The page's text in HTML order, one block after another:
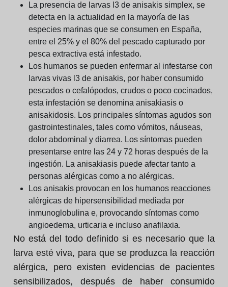
La presencia de larvas l3 de anisakis simplex, se
detecta en la actualidad en la mayoría de las
especies marinas que se consumen en España,
entre el 25% y el 80% del pescado capturado por
pesca extractiva está infestado.
Los humanos se pueden enfermar al infestarse con
larvas vivas l3 de anisakis, por haber consumido
pescados o cefalópodos, crudos o poco cocinados,
esta infestación se denomina anisakiasis o
anisakidosis. Los principales síntomas agudos son
gastrointestinales, tales como vómitos, náuseas,
dolor abdominal y diarrea. Los síntomas pueden
presentarse entre las 24 y 72 horas después de la
ingestión. La anisakiasis puede afectar tanto a
personas alérgicas como a no alérgicas.
Los anisakis provocan en los humanos reacciones
alérgicas de hipersensibilidad mediada por
inmunoglobulina e, provocando síntomas como
angioedema, urticaria e incluso anafilaxia.
No está del todo definido si es necesario que la
larva esté viva, para que se produzca la reacción
alérgica, pero existen evidencias de pacientes
sensibilizados, después de haber consumido